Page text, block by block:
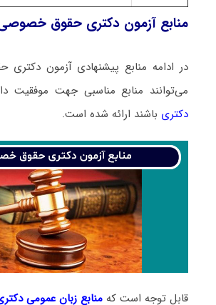
منابع آزمون دکتری حقوق
در ادامه منابع پیشنهادی آزمون
می‌توانند منابع مناسبی جهت موفقیت
دکتری باشند ارائه شده است.
قابل توجه است که منابع زبان عمومی